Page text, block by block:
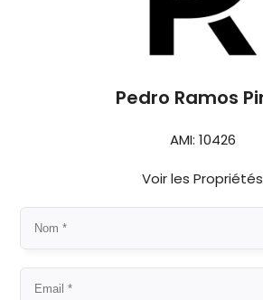
Pedro Ramos
AMI: 10426
Voir les Propriétés